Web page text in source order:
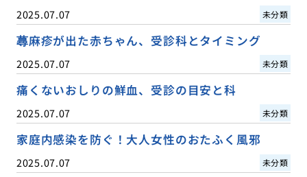
2025.07.07 未分類
蕁麻疹が出た赤ちゃん、受診科とタイミング
2025.07.07 未分類
痛くないおしりの鮮血、受診の目安と科
2025.07.07 未分類
家庭内感染を防ぐ！大人女性のおたふく風邪
2025.07.07 未分類